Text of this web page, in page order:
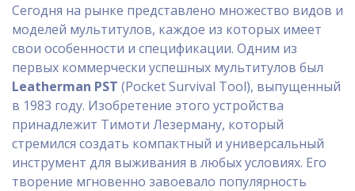
Сегодня на рынке представлено множество видов и
моделей мультитулов, каждое из которых имеет
свои особенности и спецификации. Одним из
первых коммерчески успешных мультитулов был
Leatherman PST (Pocket Survival Tool), выпущенный
в 1983 году. Изобретение этого устройства
принадлежит Тимоти Лезерману, который
стремился создать компактный и универсальный
инструмент для выживания в любых условиях. Его
творение мгновенно завоевало популярность